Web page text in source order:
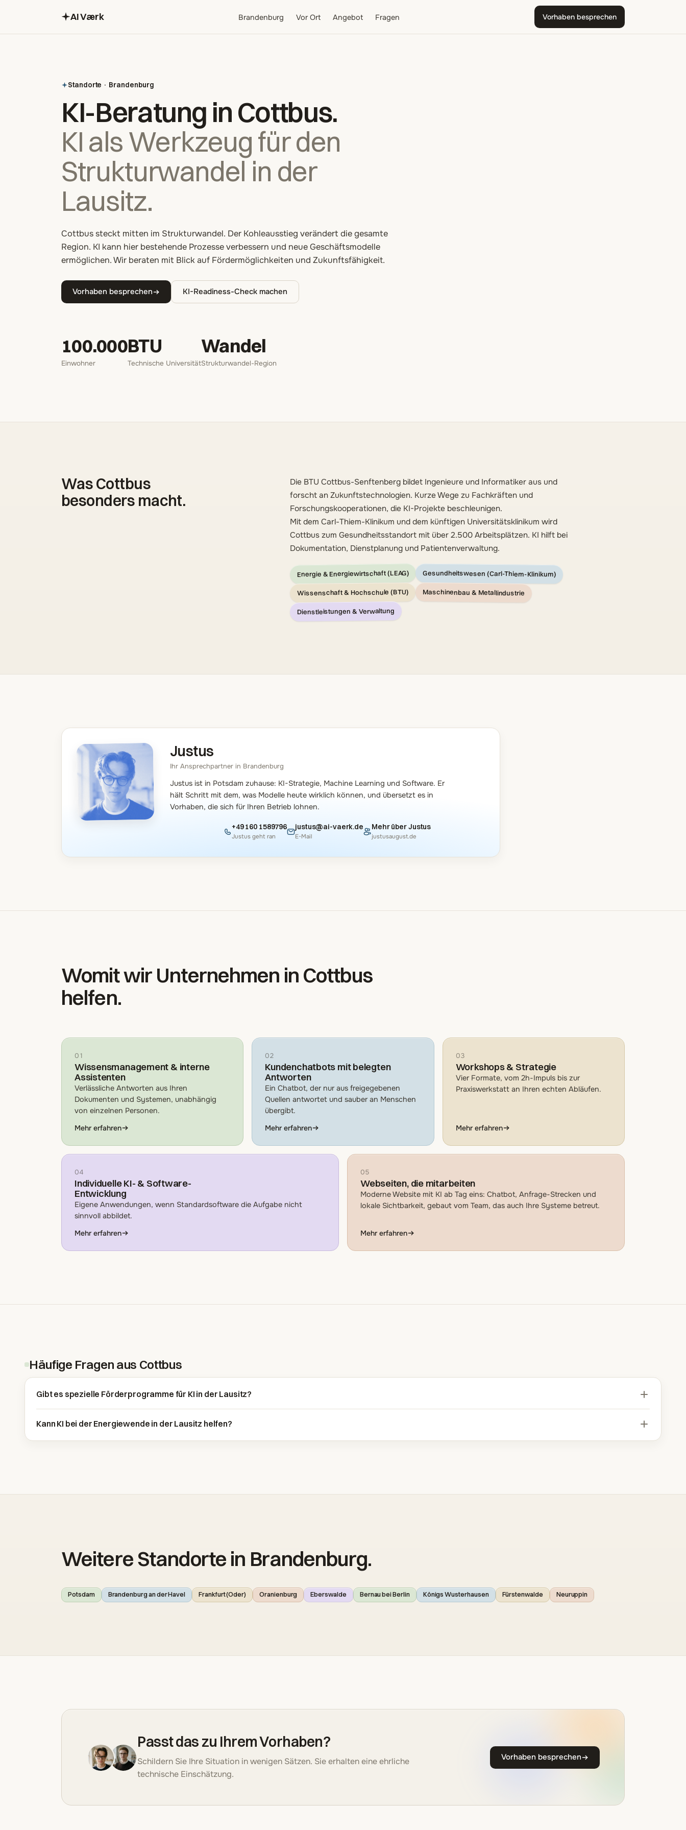
AI Værk Brandenburg Vor Ort Angebot Fragen Vorhaben besprechen
Standorte · Brandenburg
KI-Beratung inCottbus.
KI als Werkzeug für den
Strukturwandel in der
Lausitz.
Cottbus steckt mitten im Strukturwandel. Der Kohleausstieg verändert die gesamte
Region. KI kann hier bestehende Prozesse verbessern und neue Geschäftsmodelle
ermöglichen. Wir beraten mit Blick auf Fördermöglichkeiten und Zukunftsfähigkeit.
Vorhaben besprechen KI-Readiness-Check machen
100.000
Einwohner
BTU
Technische Universität
Wandel
Strukturwandel-Region
Was Cottbus
besonders macht.
Die BTU Cottbus-Senftenberg bildet Ingenieure und Informatiker aus und
forscht an Zukunftstechnologien. Kurze Wege zu Fachkräften und
Forschungskooperationen, die KI-Projekte beschleunigen.
Mit dem Carl-Thiem-Klinikum und dem künftigen Universitätsklinikum wird
Cottbus zum Gesundheitsstandort mit über 2.500 Arbeitsplätzen. KI hilft bei
Dokumentation, Dienstplanung und Patientenverwaltung.
Energie & Energiewirtschaft (LEAG) Gesundheitswesen (Carl-Thiem-Klinikum)
Wissenschaft & Hochschule (BTU) Maschinenbau & Metallindustrie
Dienstleistungen & Verwaltung
Justus
Ihr Ansprechpartner in Brandenburg
Justus ist in Potsdam zuhause: KI-Strategie, Machine Learning und Software. Er
hält Schritt mit dem, was Modelle heute wirklich können, und übersetzt es in
Vorhaben, die sich für Ihren Betrieb lohnen.
+49 160 1589796
Justus geht ran
justus@ai-vaerk.de
E-Mail
Mehr über Justus
justusaugust.de
Womit wir Unternehmen in Cottbus
helfen.
01
Wissensmanagement & interne
Assistenten
Verlässliche Antworten aus Ihren
Dokumenten und Systemen, unabhängig
von einzelnen Personen.
Mehr erfahren
02
Kundenchatbots mit belegten
Antworten
Ein Chatbot, der nur aus freigegebenen
Quellen antwortet und sauber an Menschen
übergibt.
Mehr erfahren
03
Workshops & Strategie
Vier Formate, vom 2h-Impuls bis zur
Praxiswerkstatt an Ihren echten Abläufen.
Mehr erfahren
04
Individuelle KI- & Software-
Entwicklung
Eigene Anwendungen, wenn Standardsoftware die Aufgabe nicht
sinnvoll abbildet.
Mehr erfahren
05
Webseiten, die mitarbeiten
Moderne Website mit KI ab Tag eins: Chatbot, Anfrage-Strecken und
lokale Sichtbarkeit, gebaut vom Team, das auch Ihre Systeme betreut.
Mehr erfahren
Häufige Fragen aus Cottbus
Gibt es spezielle Förderprogramme für KI in der Lausitz?
Kann KI bei der Energiewende in der Lausitz helfen?
Weitere Standorte in Brandenburg.
Potsdam Brandenburg an der Havel Frankfurt (Oder) Oranienburg Eberswalde Bernau bei Berlin Königs Wusterhausen Fürstenwalde Neuruppin
Passt das zu Ihrem Vorhaben?
Schildern Sie Ihre Situation in wenigen Sätzen. Sie erhalten eine ehrliche
technische Einschätzung.
Vorhaben besprechen